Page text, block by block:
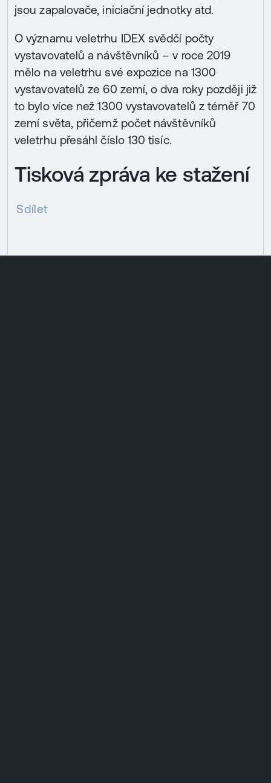
jsou zapalovače, iniciační jednotky atd.
O významu veletrhu IDEX svědčí počty
vystavovatelů a návštěvníků – v roce 2019
mělo na veletrhu své expozice na 1300
vystavovatelů ze 60 zemí, o dva roky později již
to bylo více než 1300 vystavovatelů z téměř 70
zemí světa, přičemž počet návštěvníků
veletrhu přesáhl číslo 130 tisíc.
Tisková zpráva ke stažení
Sdílet